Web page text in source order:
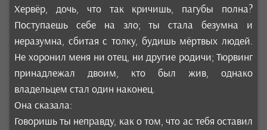
Хервёр, дочь, что так кричишь, пагубы полна?
Поступаешь себе на зло; ты стала безумна и
неразумна, сбитая с толку, будишь мёртвых людей.
Не хоронил меня ни отец, ни другие родичи; Тюрвинг
принадлежал двоим, кто был жив, однако
владельцем стал один наконец.
Она сказала:
Говоришь ты неправду, как о том, что ас тебя оставил